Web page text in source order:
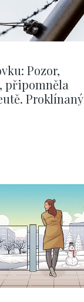
Pozor,
připomněla
Proklínaný